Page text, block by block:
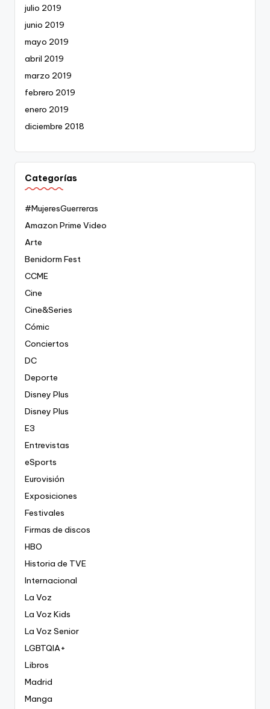
julio 2019
junio 2019
mayo 2019
abril 2019
marzo 2019
febrero 2019
enero 2019
diciembre 2018
Categorías
#MujeresGuerreras
Amazon Prime Video
Arte
Benidorm Fest
CCME
Cine
Cine&Series
Cómic
Conciertos
DC
Deporte
Disney Plus
Disney Plus
E3
Entrevistas
eSports
Eurovisión
Exposiciones
Festivales
Firmas de discos
HBO
Historia de TVE
Internacional
La Voz
La Voz Kids
La Voz Senior
LGBTQIA+
Libros
Madrid
Manga